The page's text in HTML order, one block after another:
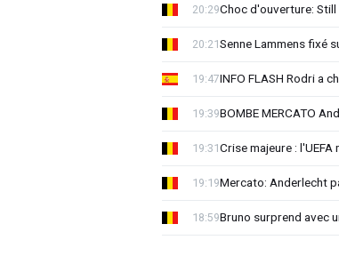
Choc d'ouverture:
20:29
Senne Lammens fixé
20:21
INFO FLASH Rodri a
19:47
BOMBE MERCATO
19:39
Crise majeure :
19:31
Mercato: Anderlecht
19:19
Bruno surprend avec
18:59